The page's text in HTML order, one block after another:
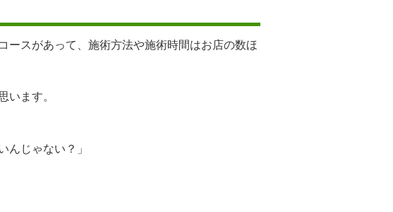
ースがあって、施術方法や施術時間はお店の数ほ
います。
んじゃない？」